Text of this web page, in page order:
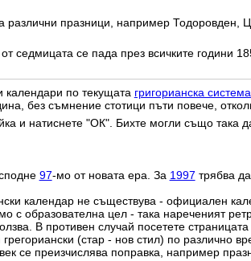
различни празници, например Тодоровден,
седмицата се пада през всичките години
календари по текущата григорианска
без съмнение стотици пъти повече,
и натиснете "ОК". Бихте могли също така
97-мо от новата ера. За 1997 трябва
календар не съществува - официален
с образователна цел - така нареченият
В противен случай посетете
(стар - нов стил) по различно
се преизчислява поправка, например